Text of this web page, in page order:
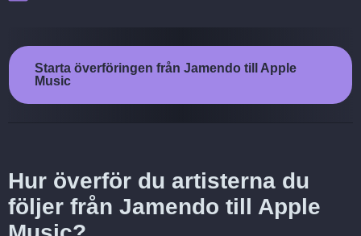
Starta överföringen från Jamendo till Apple
Music
Hur överför du artisterna du
följer från Jamendo till Apple